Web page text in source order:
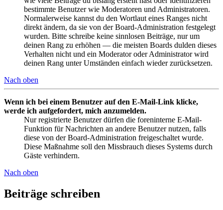
bestimmte Benutzer wie Moderatoren und Administratoren.
Normalerweise kannst du den Wortlaut eines Ranges nicht
direkt ändern, da sie von der Board-Administration festgelegt
wurden. Bitte schreibe keine sinnlosen Beiträge, nur um
deinen Rang zu erhöhen — die meisten Boards dulden dieses
Verhalten nicht und ein Moderator oder Administrator wird
deinen Rang unter Umständen einfach wieder zurücksetzen.
Nach oben
Wenn ich bei einem Benutzer auf den E-Mail-Link klicke,
werde ich aufgefordert, mich anzumelden.
Nur registrierte Benutzer dürfen die foreninterne E-Mail-
Funktion für Nachrichten an andere Benutzer nutzen, falls
diese von der Board-Administration freigeschaltet wurde.
Diese Maßnahme soll den Missbrauch dieses Systems durch
Gäste verhindern.
Nach oben
Beiträge schreiben